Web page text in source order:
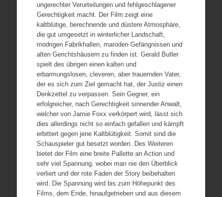
ungerechter Verurteilungen und fehlgeschlagener
Gerechtigkeit macht. Der Film zeigt eine
kaltblütige, berechnende und düstere Atmosphäre,
die gut umgesetzt in winterlicher Landschaft,
modrigen Fabrikhallen, maroden Gefängnissen und
alten Gerichtshäusern zu finden ist. Gerald Butler
spielt des übrigen einen kalten und
erbarmungslosen, cleveren, aber trauernden Vater,
der es sich zum Ziel gemacht hat, der Justiz einen
Denkzettel zu verpassen. Sein Gegner, ein
erfolgreicher, nach Gerechtigkeit sinnender Anwalt,
welcher von Jamie Foxx verkörpert wird, lässt sich
dies allerdings nicht so einfach gefallen und kämpft
erbittert gegen jene Kaltblütigkeit. Somit sind die
Schauspieler gut besetzt worden. Des Weiteren
bietet der Film eine breite Pallette an Action und
sehr viel Spannung, wobei man nie den Überblick
verliert und der rote Faden der Story beibehalten
wird. Die Spannung wird bis zum Höhepunkt des
Films, dem Ende, hinaufgetrieben und aus diesem